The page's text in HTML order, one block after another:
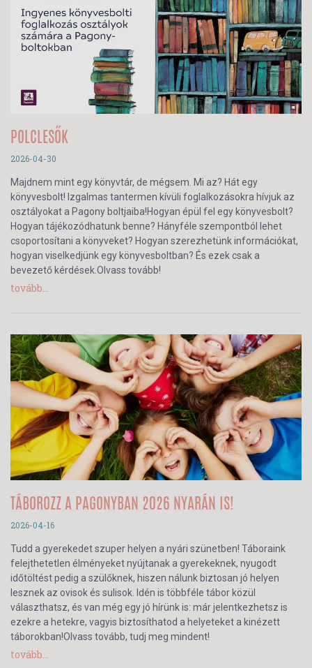
POLCLESŐK
2026-04-30
Majdnem mint egy könyvtár, de mégsem. Mi az? Hát egy
könyvesbolt! Izgalmas tantermen kívüli foglalkozásokra hívjuk az
osztályokat a Pagony boltjaiba!Hogyan épül fel egy könyvesbolt?
Hogyan tájékozódhatunk benne? Hányféle szempontból lehet
csoportosítani a könyveket? Hogyan szerezhetünk információkat,
hogyan viselkedjünk egy könyvesboltban? És ezek csak a
bevezető kérdések.Olvass tovább!
tovább...
TÁBOROZZ A PAGONYBAN 2026 NYARÁN IS!
2026-04-16
Tudd a gyerekedet szuper helyen a nyári szünetben! Táboraink
felejthetetlen élményeket nyújtanak a gyerekeknek, nyugodt
időtöltést pedig a szülőknek, hiszen nálunk biztosan jó helyen
lesznek az ovisok és sulisok. Idén is többféle tábor közül
választhatsz, és van még egy jó hírünk is: már jelentkezhetsz is
ezekre a hetekre, vagyis biztosíthatod a helyeteket a kinézett
táborokban!Olvass tovább, tudj meg mindent!
tovább...